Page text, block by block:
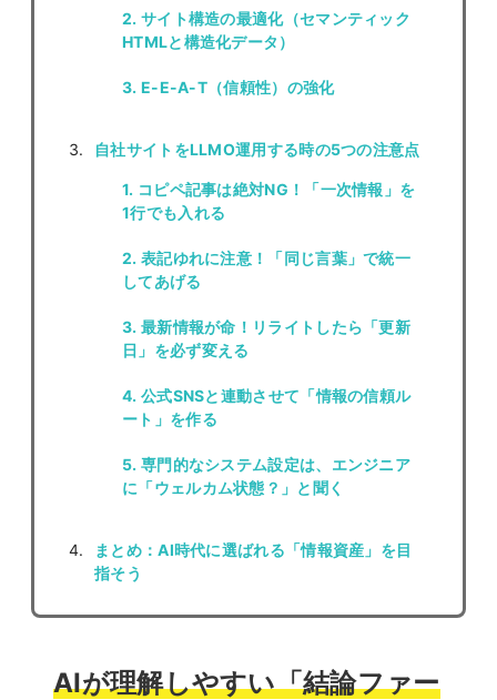
2. サイト構造の最適化（セマンティック
HTMLと構造化データ）
3. E-E-A-T（信頼性）の強化
自社サイトをLLMO運用する時の5つの注意点
1. コピペ記事は絶対NG！「一次情報」を
1行でも入れる
2. 表記ゆれに注意！「同じ言葉」で統一
してあげる
3. 最新情報が命！リライトしたら「更新
日」を必ず変える
4. 公式SNSと連動させて「情報の信頼ル
ート」を作る
5. 専門的なシステム設定は、エンジニア
に「ウェルカム状態？」と聞く
まとめ：AI時代に選ばれる「情報資産」を目
指そう
AIが理解しやすい「結論ファー